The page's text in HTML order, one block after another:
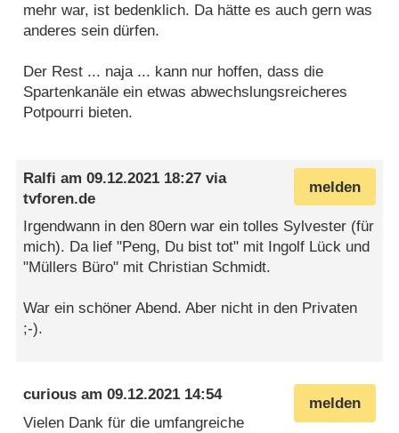
mehr war, ist bedenklich. Da hätte es auch gern was
anderes sein dürfen.
Der Rest ... naja ... kann nur hoffen, dass die
Spartenkanäle ein etwas abwechslungsreicheres
Potpourri bieten.
melden
Ralfi am09.12.2021 18:27 via
tvforen.de
Irgendwann in den 80ern war ein tolles Sylvester (für
mich). Da lief "Peng, Du bist tot" mit Ingolf Lück und
"Müllers Büro" mit Christian Schmidt.
War ein schöner Abend. Aber nicht in den Privaten
;-).
melden
curious am09.12.2021 14:54
Vielen Dank für die umfangreiche